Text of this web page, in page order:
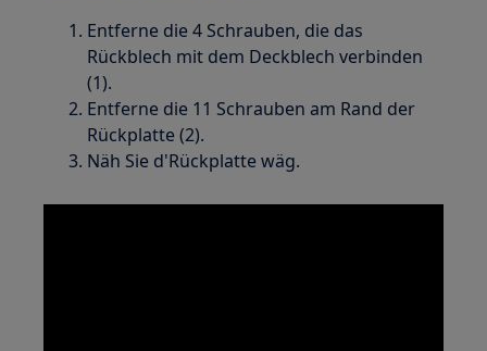
Entferne die 4 Schrauben, die das
Rückblech mit dem Deckblech verbinden
(1).
Entferne die 11 Schrauben am Rand der
Rückplatte (2).
Näh Sie d'Rückplatte wäg.